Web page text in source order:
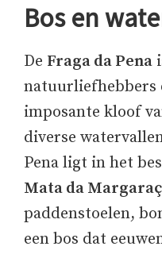
Bos en
De Fraga da Pena
natuurliefhebbers
imposante kloof
diverse
Pena ligt in het
Mata da
paddenstoelen,
een bos dat